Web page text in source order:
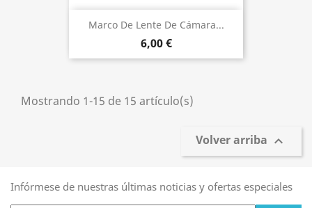
Marco De Lente De Cámara...
6,00 €
Mostrando 1-15 de 15 artículo(s)
Volver arriba 
Infórmese de nuestras últimas noticias y ofertas especiales